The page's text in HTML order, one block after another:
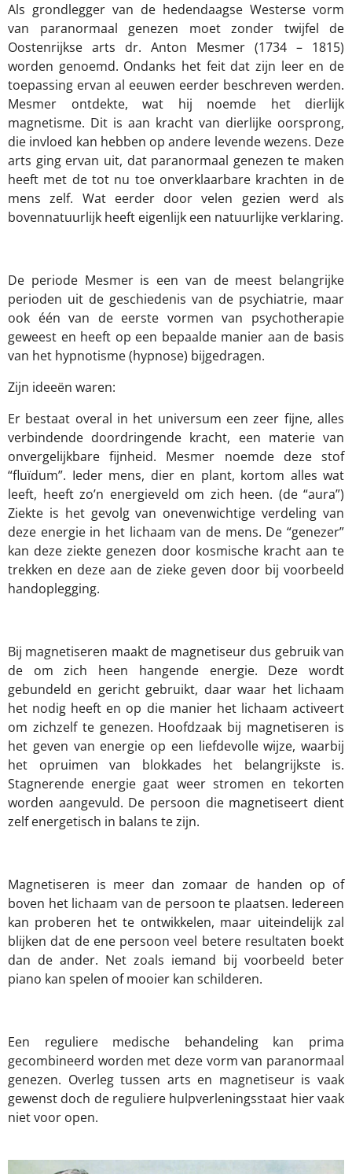
Als grondlegger van de hedendaagse Westerse vorm
van paranormaal genezen moet zonder twijfel de
Oostenrijkse arts dr. Anton Mesmer (1734 – 1815)
worden genoemd. Ondanks het feit dat zijn leer en de
toepassing ervan al eeuwen eerder beschreven werden.
Mesmer ontdekte, wat hij noemde het dierlijk
magnetisme. Dit is aan kracht van dierlijke oorsprong,
die invloed kan hebben op andere levende wezens. Deze
arts ging ervan uit, dat paranormaal genezen te maken
heeft met de tot nu toe onverklaarbare krachten in de
mens zelf. Wat eerder door velen gezien werd als
bovennatuurlijk heeft eigenlijk een natuurlijke verklaring.
De periode Mesmer is een van de meest belangrijke
perioden uit de geschiedenis van de psychiatrie, maar
ook één van de eerste vormen van psychotherapie
geweest en heeft op een bepaalde manier aan de basis
van het hypnotisme (hypnose) bijgedragen.
Zijn ideeën waren:
Er bestaat overal in het universum een zeer fijne, alles
verbindende doordringende kracht, een materie van
onvergelijkbare fijnheid. Mesmer noemde deze stof
“fluïdum”. Ieder mens, dier en plant, kortom alles wat
leeft, heeft zo’n energieveld om zich heen. (de “aura”)
Ziekte is het gevolg van onevenwichtige verdeling van
deze energie in het lichaam van de mens. De “genezer”
kan deze ziekte genezen door kosmische kracht aan te
trekken en deze aan de zieke geven door bij voorbeeld
handoplegging.
Bij magnetiseren maakt de magnetiseur dus gebruik van
de om zich heen hangende energie. Deze wordt
gebundeld en gericht gebruikt, daar waar het lichaam
het nodig heeft en op die manier het lichaam activeert
om zichzelf te genezen. Hoofdzaak bij magnetiseren is
het geven van energie op een liefdevolle wijze, waarbij
het opruimen van blokkades het belangrijkste is.
Stagnerende energie gaat weer stromen en tekorten
worden aangevuld. De persoon die magnetiseert dient
zelf energetisch in balans te zijn.
Magnetiseren is meer dan zomaar de handen op of
boven het lichaam van de persoon te plaatsen. Iedereen
kan proberen het te ontwikkelen, maar uiteindelijk zal
blijken dat de ene persoon veel betere resultaten boekt
dan de ander. Net zoals iemand bij voorbeeld beter
piano kan spelen of mooier kan schilderen.
Een reguliere medische behandeling kan prima
gecombineerd worden met deze vorm van paranormaal
genezen. Overleg tussen arts en magnetiseur is vaak
gewenst doch de reguliere hulpverleningsstaat hier vaak
niet voor open.